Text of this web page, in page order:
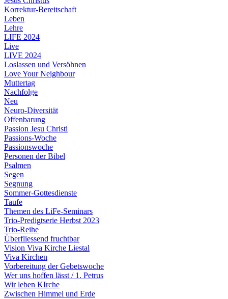
Korrektur-Bereitschaft
Leben
Lehre
LIFE 2024
Live
LIVE 2024
Loslassen und Versöhnen
Love Your Neighbour
Muttertag
Nachfolge
Neu
Neuro-Diversität
Offenbarung
Passion Jesu Christi
Passions-Woche
Passionswoche
Personen der Bibel
Psalmen
Segen
Segnung
Sommer-Gottesdienste
Taufe
Themen des LiFe-Seminars
Trio-Predigtserie Herbst 2023
Trio-Reihe
Überfliessend fruchtbar
Vision Viva Kirche Liestal
Viva Kirchen
Vorbereitung der Gebetswoche
Wer uns hoffen lässt / 1. Petrus
Wir leben KIrche
Zwischen Himmel und Erde